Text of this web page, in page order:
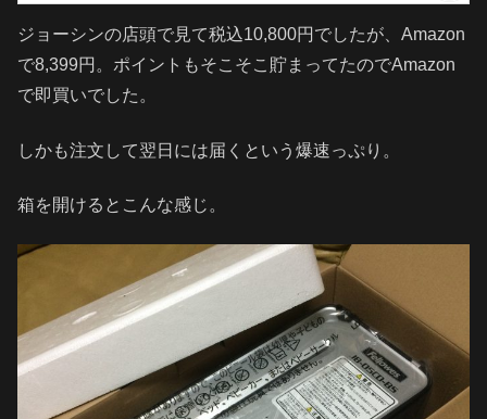
ジョーシンの店頭で見て税込10,800円でしたが、Amazon
で8,399円。ポイントもそこそこ貯まってたのでAmazon
で即買いでした。
しかも注文して翌日には届くという爆速っぷり。
箱を開けるとこんな感じ。